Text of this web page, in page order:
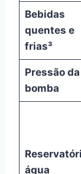
Bebidas
quentes e
frias³
Pressão da
bomba
água